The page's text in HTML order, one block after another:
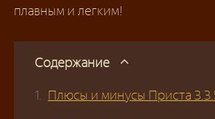
плавным и легким!
Содержание
Плюсы и минусы Приста